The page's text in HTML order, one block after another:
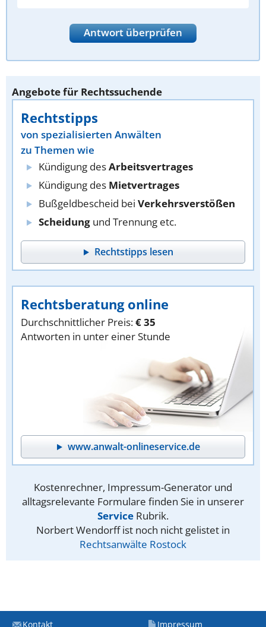
Antwort überprüfen
Angebote für Rechtssuchende
Rechtstipps
von spezialisierten Anwälten
zu Themen wie
Kündigung desArbeitsvertrages
Kündigung des Mietvertrages
Bußgeldbescheid bei Verkehrsverstößen
Scheidung und Trennung etc.
Rechtstipps lesen
Rechtsberatung online
Durchschnittlicher Preis:€ 35
Antworten in unter einer Stunde
www.anwalt-onlineservice.de
Kostenrechner, Impressum-Generator und
alltagsrelevante Formulare finden Sie in unserer
Service Rubrik.
Norbert Wendorff ist noch nicht gelistet in
Rechtsanwälte Rostock
Kontakt Impressum